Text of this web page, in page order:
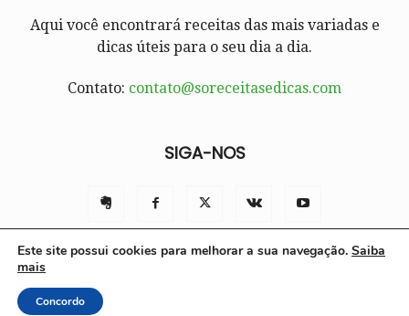
Aqui você encontrará receitas das mais variadas e
dicas úteis para o seu dia a dia.
Contato: contato@soreceitasedicas.com
SIGA-NOS
© Só Receitas e Dicas 2025 | Todos os direitos reservados.
Este site possui cookies para melhorar a sua navegação. Saiba
mais
Concordo